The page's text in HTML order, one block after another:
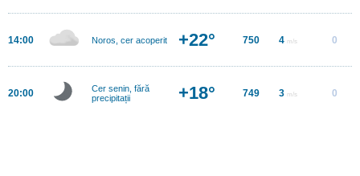
14:00 Noros, cer acoperit +22° 750 4 m/s 0
20:00
Cer senin, fără
precipitații
+18° 749 3 m/s 0